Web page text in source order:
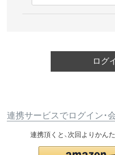
ログ
連携サービスでログイン・
連携頂くと、次回よりかん